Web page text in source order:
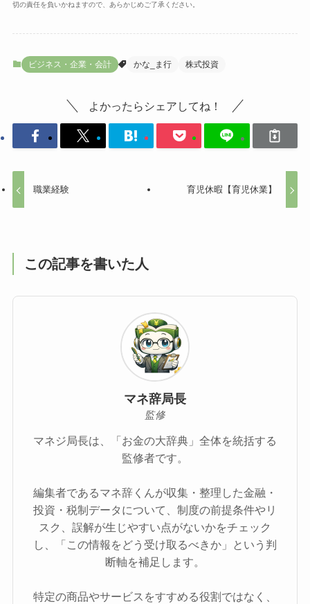
切の責任を負いかねますので、あらかじめご了承ください。
ビジネス・企業・会計 かな_ま行 株式投資
よかったらシェアしてね！
職業経験 育児休暇【育児休業】
この記事を書いた人
マネ辞局長
監修
マネジ局長は、「お金の大辞典」全体を統括する
監修者です。
編集者であるマネ辞くんが収集・整理した金融・
投資・税制データについて、制度の前提条件やリ
スク、誤解が生じやすい点がないかをチェック
し、「この情報をどう受け取るべきか」という判
断軸を補足します。
特定の商品やサービスをすすめる役割ではなく、